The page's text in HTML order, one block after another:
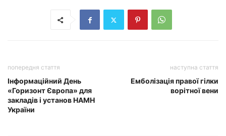
попередня стаття
Інформаційний День
«Горизонт Європа» для
закладів і установ НАМН
України
наступна стаття
Емболізація правої гілки
ворітної вени